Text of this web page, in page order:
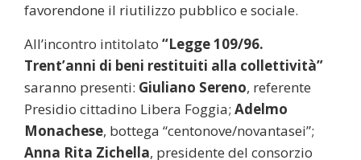
favorendone il riutilizzo pubblico e sociale.
All’incontro intitolato “Legge 109/96.
Trent’anni di beni restituiti alla collettività”
saranno presenti: Giuliano Sereno, referente
Presidio cittadino Libera Foggia; Adelmo
Monachese, bottega “centonove/novantasei”;
Anna Rita Zichella, presidente del consorzio